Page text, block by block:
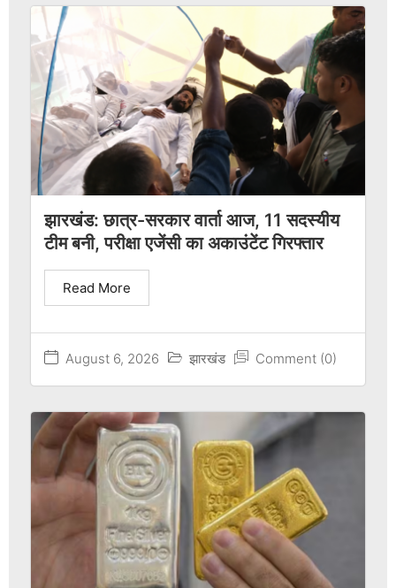
झारखंड: छात्र-सरकार वार्ता आज, 11 सदस्यीय
टीम बनी, परीक्षा एजेंसी का अकाउंटेंट गिरफ्तार
August 6, 2026 झारखंड Comment (0)
Read More